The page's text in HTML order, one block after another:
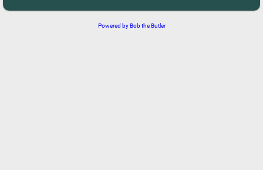
Powered by Bob the Butler